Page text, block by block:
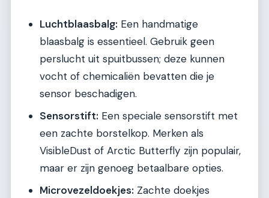
Luchtblaasbalg: Een handmatige
blaasbalg is essentieel. Gebruik geen
perslucht uit spuitbussen; deze kunnen
vocht of chemicaliën bevatten die je
sensor beschadigen.
Sensorstift: Een speciale sensorstift met
een zachte borstelkop. Merken als
VisibleDust of Arctic Butterfly zijn populair,
maar er zijn genoeg betaalbare opties.
Microvezeldoekjes: Zachte doekjes